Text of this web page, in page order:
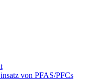
von PFAS/PFCs